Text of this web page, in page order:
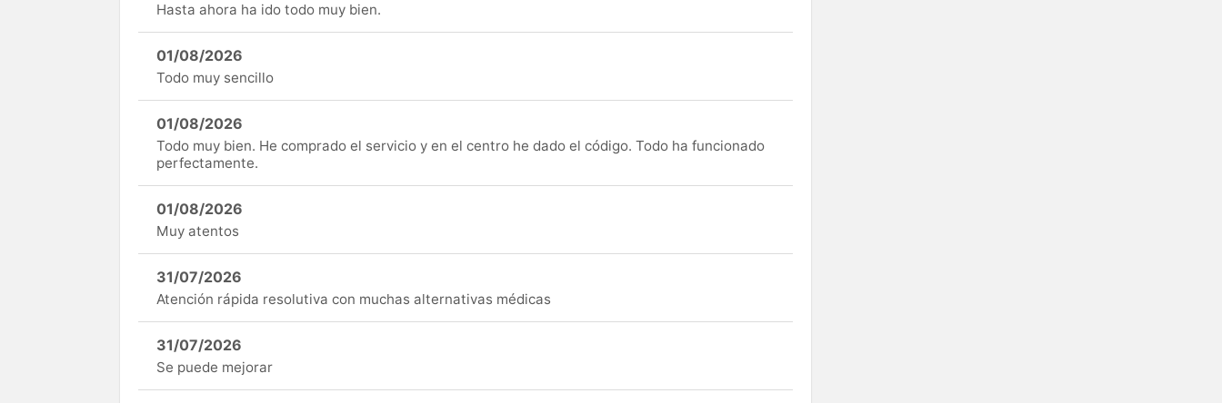
Hasta ahora ha ido todo muy bien.
01/08/2026
Todo muy sencillo
01/08/2026
Todo muy bien. He comprado el servicio y en el centro he dado el código. Todo ha funcionado
perfectamente.
01/08/2026
Muy atentos
31/07/2026
Atención rápida resolutiva con muchas alternativas médicas
31/07/2026
Se puede mejorar